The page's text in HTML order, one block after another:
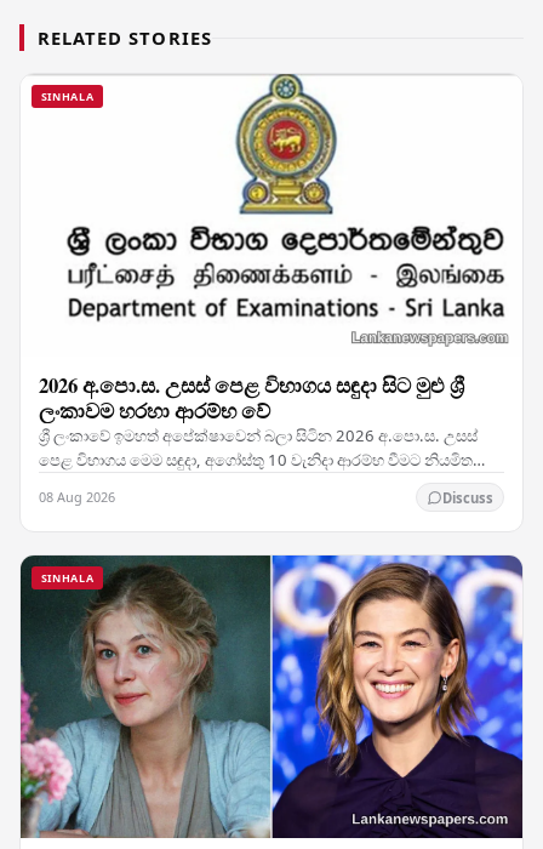
RELATED STORIES
SINHALA
2026 අ.පො.ස. උසස් පෙළ විභාගය සඳුදා සිට මුළු ශ්‍රී
ලංකාවම හරහා ආරම්භ වේ
ශ්‍රී ලංකාවේ ඉමහත් අපේක්ෂාවෙන් බලා සිටින 2026 අ.පො.ස. උසස්
පෙළ විභාගය මෙම සඳුදා, අගෝස්තු 10 වැනිදා ආරම්භ වීමට නියමිත
08 Aug 2026 Discuss
SINHALA